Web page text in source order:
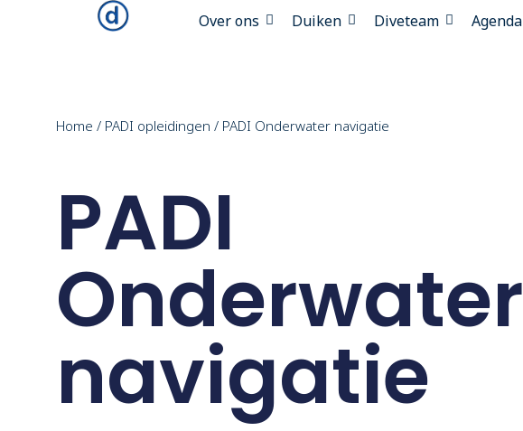
Over ons Duiken Diveteam Agenda
Home / PADI opleidingen / PADI Onderwater navigatie
PADI
Onderwater
navigatie